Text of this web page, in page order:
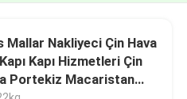
Mallar Nakliyeci Çin Hava
Kapı Hizmetleri Çin
Portekiz Macaristan